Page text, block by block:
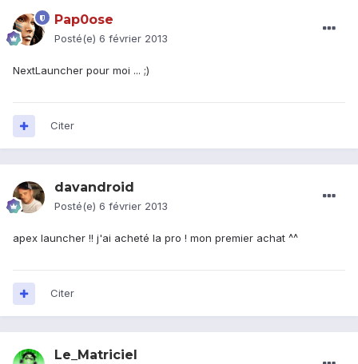
Pap0ose
Posté(e) 6 février 2013
NextLauncher pour moi ... ;)
Citer
davandroid
Posté(e) 6 février 2013
apex launcher !! j'ai acheté la pro ! mon premier achat ^^
Citer
Le_Matriciel